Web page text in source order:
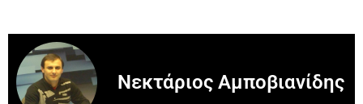
Νεκτάριος Αμποβιανίδης